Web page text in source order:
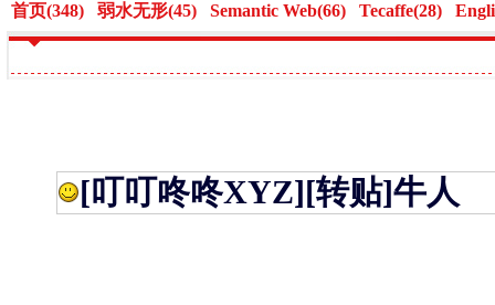
首页(348) 弱水无形(45) Semantic Web(66) Tecaffe(28)
[叮叮咚咚XYZ][转贴]牛人